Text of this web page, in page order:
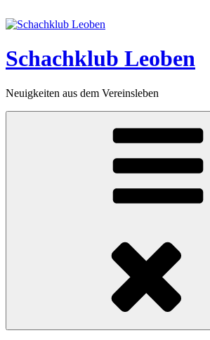
Inhalt
Schachklub Leoben
Neuigkeiten aus dem Vereinsleben